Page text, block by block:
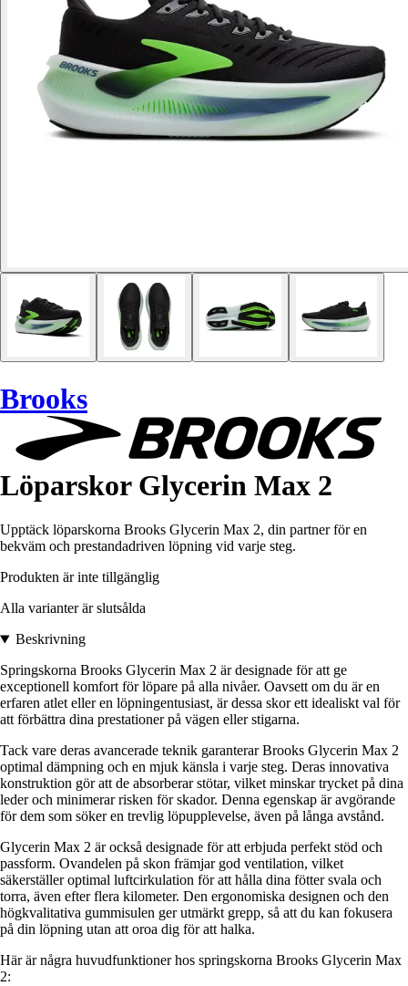
Brooks
Löparskor Glycerin Max 2
Upptäck löparskorna Brooks Glycerin Max 2, din partner för en
bekväm och prestandadriven löpning vid varje steg.
Produkten är inte tillgänglig
Alla varianter är slutsålda
Beskrivning
Springskorna Brooks Glycerin Max 2 är designade för att ge
exceptionell komfort för löpare på alla nivåer. Oavsett om du är en
erfaren atlet eller en löpningentusiast, är dessa skor ett idealiskt val för
att förbättra dina prestationer på vägen eller stigarna.
Tack vare deras avancerade teknik garanterar Brooks Glycerin Max 2
optimal dämpning och en mjuk känsla i varje steg. Deras innovativa
konstruktion gör att de absorberar stötar, vilket minskar trycket på dina
leder och minimerar risken för skador. Denna egenskap är avgörande
för dem som söker en trevlig löpupplevelse, även på långa avstånd.
Glycerin Max 2 är också designade för att erbjuda perfekt stöd och
passform. Ovandelen på skon främjar god ventilation, vilket
säkerställer optimal luftcirkulation för att hålla dina fötter svala och
torra, även efter flera kilometer. Den ergonomiska designen och den
högkvalitativa gummisulen ger utmärkt grepp, så att du kan fokusera
på din löpning utan att oroa dig för att halka.
Här är några huvudfunktioner hos springskorna Brooks Glycerin Max
2: